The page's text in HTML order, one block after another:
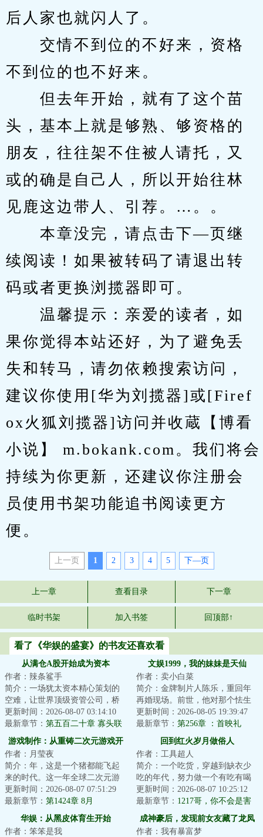
后人家也就闪人了。
交情不到位的不好来，资格
不到位的也不好来。
但去年开始，就有了这个苗
头，基本上就是够熟、够资格的
朋友，往往架不住被人请托，又
或的确是自己人，所以开始往林
见鹿这边带人、引荐。…。。
本章没完，请点击下—页继
续阅读！如果被转码了请退出转
码或者更换浏揽器即可。
温馨提示：亲爱的读者，如
果你觉得本站还好，为了避免丢
失和转马，请勿依赖搜索访问，
建议你使用[华为刘揽器]或[Firef
ox火狐刘揽器]访问并收蔵【博看
小说】 m.bokank.com。我们将会
持续为你更新，还建议你注册会
员使用书架功能追书阅读更方
便。
上一页 1 2 3 4 5 下—页
上一章 查看目录 下一章
临时书架 加入书签 回顶部↑
看了《华娱的盛宴》的书友还喜欢看
从满仓A股开始成为资本
作者：辣条鲨手
简介：一场犹太资本精心策划的
空难，让世界顶级资管公司，桥
水基金的经理张扬意外重回年。
这一年，次贷危...
更新时间：2026-08-07 03:14:10
最新章节： 第五百二十章 寡头联
手套绞索，张扬匹配资本队友
文娱1999，我的妹妹是天仙
作者：卖小白菜
简介：金牌制片人陈乐，重回年
再婚现场。前世，他对那个怯生
生叫“哥哥”的所谓妹妹冷漠一辈
子，她却在他...
更新时间：2026-08-05 19:39:47
最新章节： 第256章 ：首映礼
游戏制作：从重铸二次元游戏开
作者：月莹夜
简介：年，这是一个猪都能飞起
来的时代。这一年全球二次元游
戏市场突破百亿美元。《崩坏》
《明日方舟》《...
更新时间：2026-08-07 07:51:29
最新章节： 第1424章 8月
回到红火岁月做俗人
作者：工具超人
简介：一个吃货，穿越到缺衣少
吃的年代，努力做一个有吃有喝
的俗人。合理党，暴戾少，智商
在线，无诸天、...
更新时间：2026-08-07 10:25:12
最新章节： 1217哥，你不会是害
怕吧？
华娱：从黑皮体育生开始
作者：笨笨是我
成神豪后，发现前女友藏了龙凤
胎
作者：我有暴富梦